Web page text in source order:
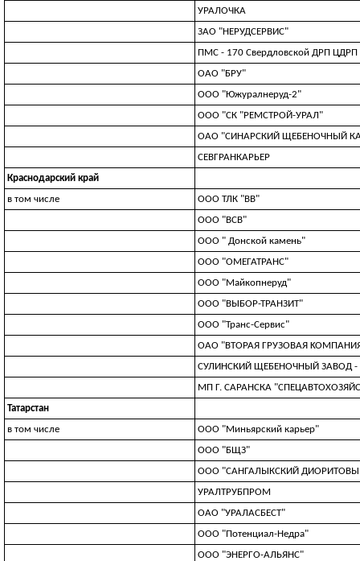
УРАЛОЧКА
ЗАО "НЕРУДСЕРВИС"
ПМС - 170 Свердловской ДРП
ОАО "БРУ"
ООО "Южуралнеруд-2"
ООО "СК "РЕМСТРОЙ-УРАЛ"
ОАО "СИНАРСКИЙ ЩЕБЕНОЧНЫЙ
СЕВГРАНКАРЬЕР
Краснодарский край
в том числе
ООО ТЛК "ВВ"
ООО "ВСВ"
ООО " Донской камень"
ООО "ОМЕГАТРАНС"
ООО "Майкопнеруд"
ООО "ВЫБОР-ТРАНЗИТ"
ООО "Транс-Сервис"
OAO "BTOPAЯ ГPУЗOBAЯ
СУЛИНСКИЙ ЩЕБЕНОЧНЫЙ ЗАВОД
МП Г. САРАНСКА
Татарстан
в том числе
ООО "Миньярский карьер"
ООО "БЩЗ"
ООО "САНГАЛЫКСКИЙ
УРАЛТРУБПРОМ
ОАО "УРАЛАСБЕСТ"
ООО "Потенциал-Недра"
ООО "ЭНЕРГО-АЛЬЯНС"